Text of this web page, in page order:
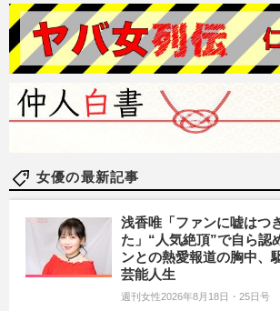
女優の最新記事
浅香唯「ファンに嘘はつ
た」“人気絶頂”で自ら認
ンとの熱愛報道の胸中、
芸能人生
週刊女性2026年8月18日・25日号